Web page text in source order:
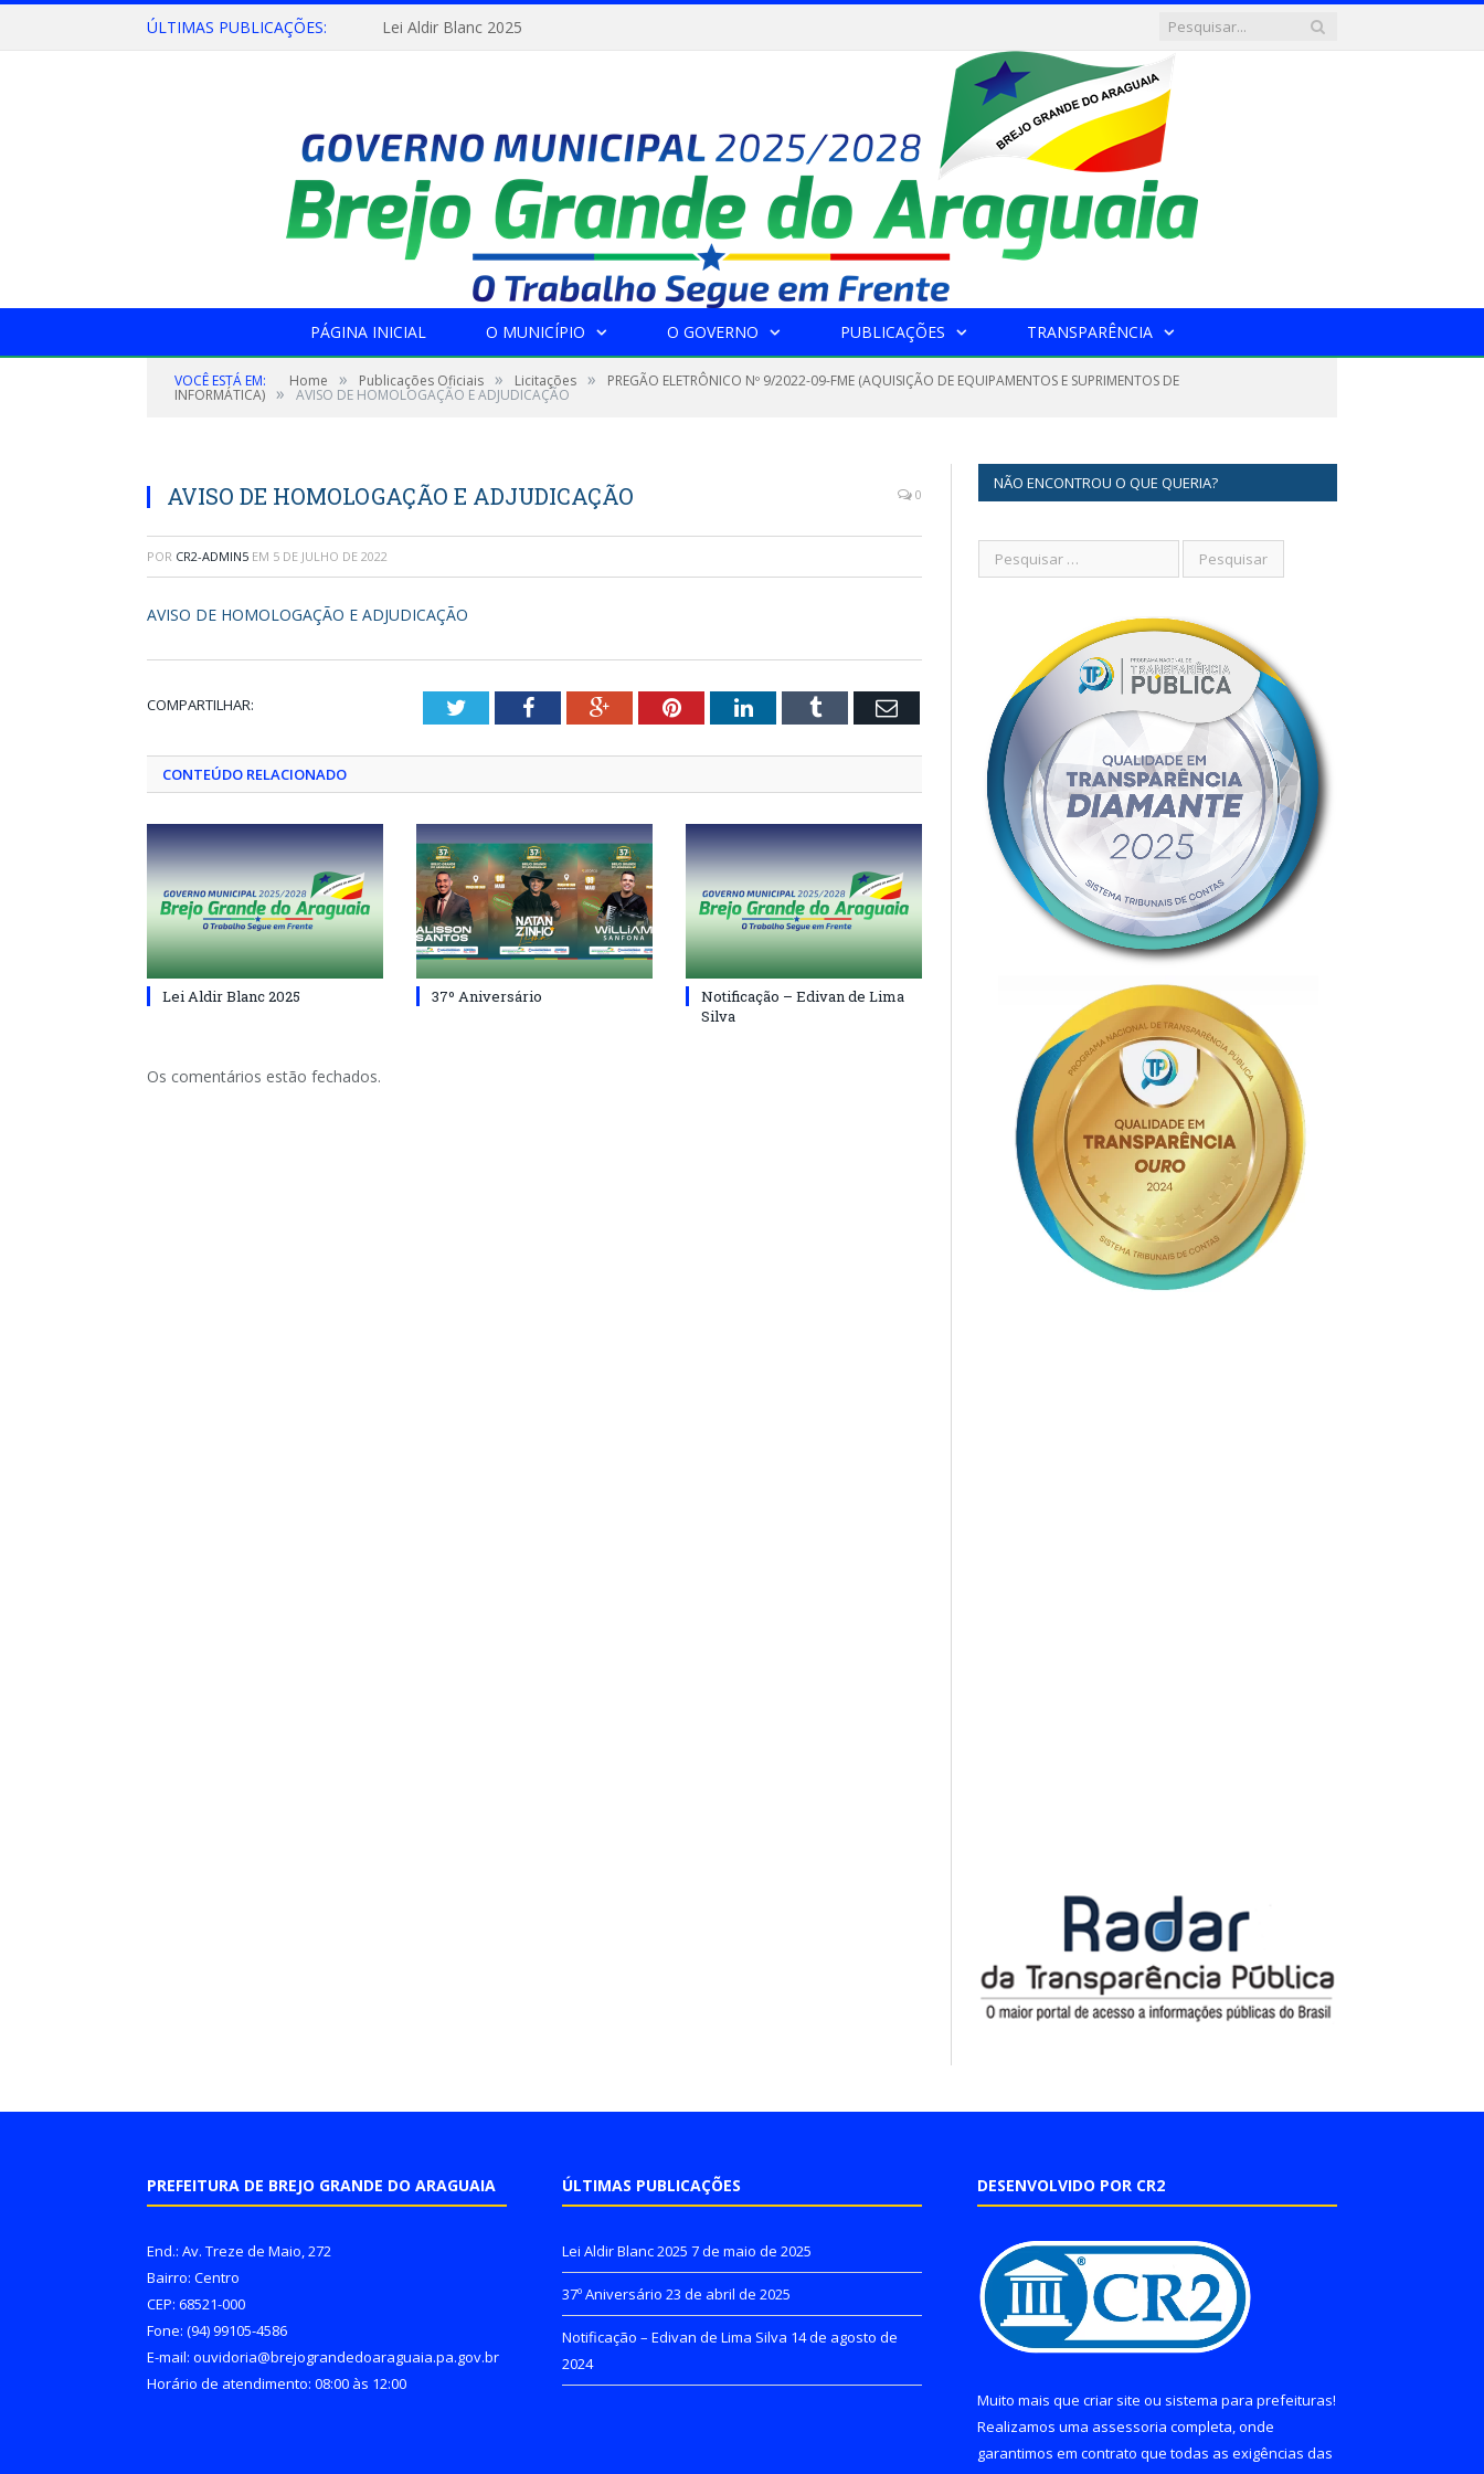
ÚLTIMAS PUBLICAÇÕES: Lei Aldir Blanc 2025
PÁGINA INICIAL O MUNICÍPIO O GOVERNO PUBLICAÇÕES TRANSPARÊNCIA
VOCÊ ESTÁ EM: Home » Publicações Oficiais » Licitações » PREGÃO ELETRÔNICO Nº 9/2022-09-FME (AQUISIÇÃO DE EQUIPAMENTOS E SUPRIMENTOS DE
INFORMÁTICA) » AVISO DE HOMOLOGAÇÃO E ADJUDICAÇÃO
AVISO DE HOMOLOGAÇÃO E ADJUDICAÇÃO 0
POR CR2-ADMIN5 EM 5 DE JULHO DE 2022
AVISO DE HOMOLOGAÇÃO E ADJUDICAÇÃO
COMPARTILHAR: TwitterFacebookGoogle+PinterestLinkedInTumblr Email
CONTEÚDO RELACIONADO
Lei Aldir Blanc 2025 37º Aniversário
Notificação – Edivan de Lima
Silva
Os comentários estão fechados.
NÃO ENCONTROU O QUE QUERIA?
PREFEITURA DE BREJO GRANDE DO ARAGUAIA
End.: Av. Treze de Maio, 272
Bairro: Centro
CEP: 68521-000
Fone: (94) 99105-4586
E-mail: ouvidoria@brejograndedoaraguaia.pa.gov.br
Horário de atendimento: 08:00 às 12:00
ÚLTIMAS PUBLICAÇÕES
Lei Aldir Blanc 2025 7 de maio de 2025
37º Aniversário 23 de abril de 2025
Notificação – Edivan de Lima Silva 14 de agosto de
2024
DESENVOLVIDO POR CR2
Muito mais que criar site ou sistema para prefeituras!
Realizamos uma assessoria completa, onde
garantimos em contrato que todas as exigências das